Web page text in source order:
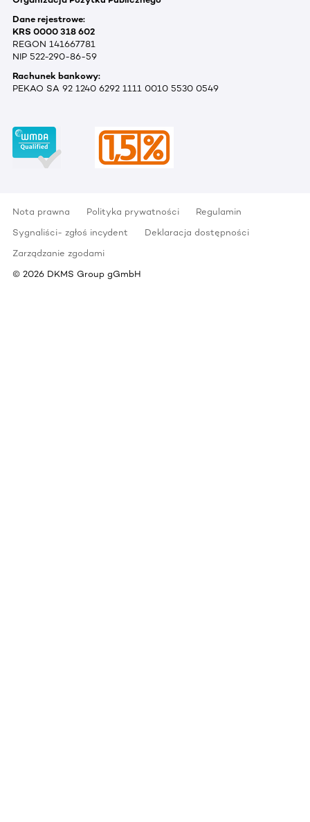
Dane rejestrowe:
KRS 0000 318 602
REGON 141667781
NIP 522-290-86-59
Rachunek bankowy:
PEKAO SA 92 1240 6292 1111 0010 5530 0549
Nota prawna Polityka prywatności
Regulamin
Sygnaliści- zgłoś incydent
Deklaracja dostępności
Zarządzanie zgodami
© 2026 DKMS Group gGmbH